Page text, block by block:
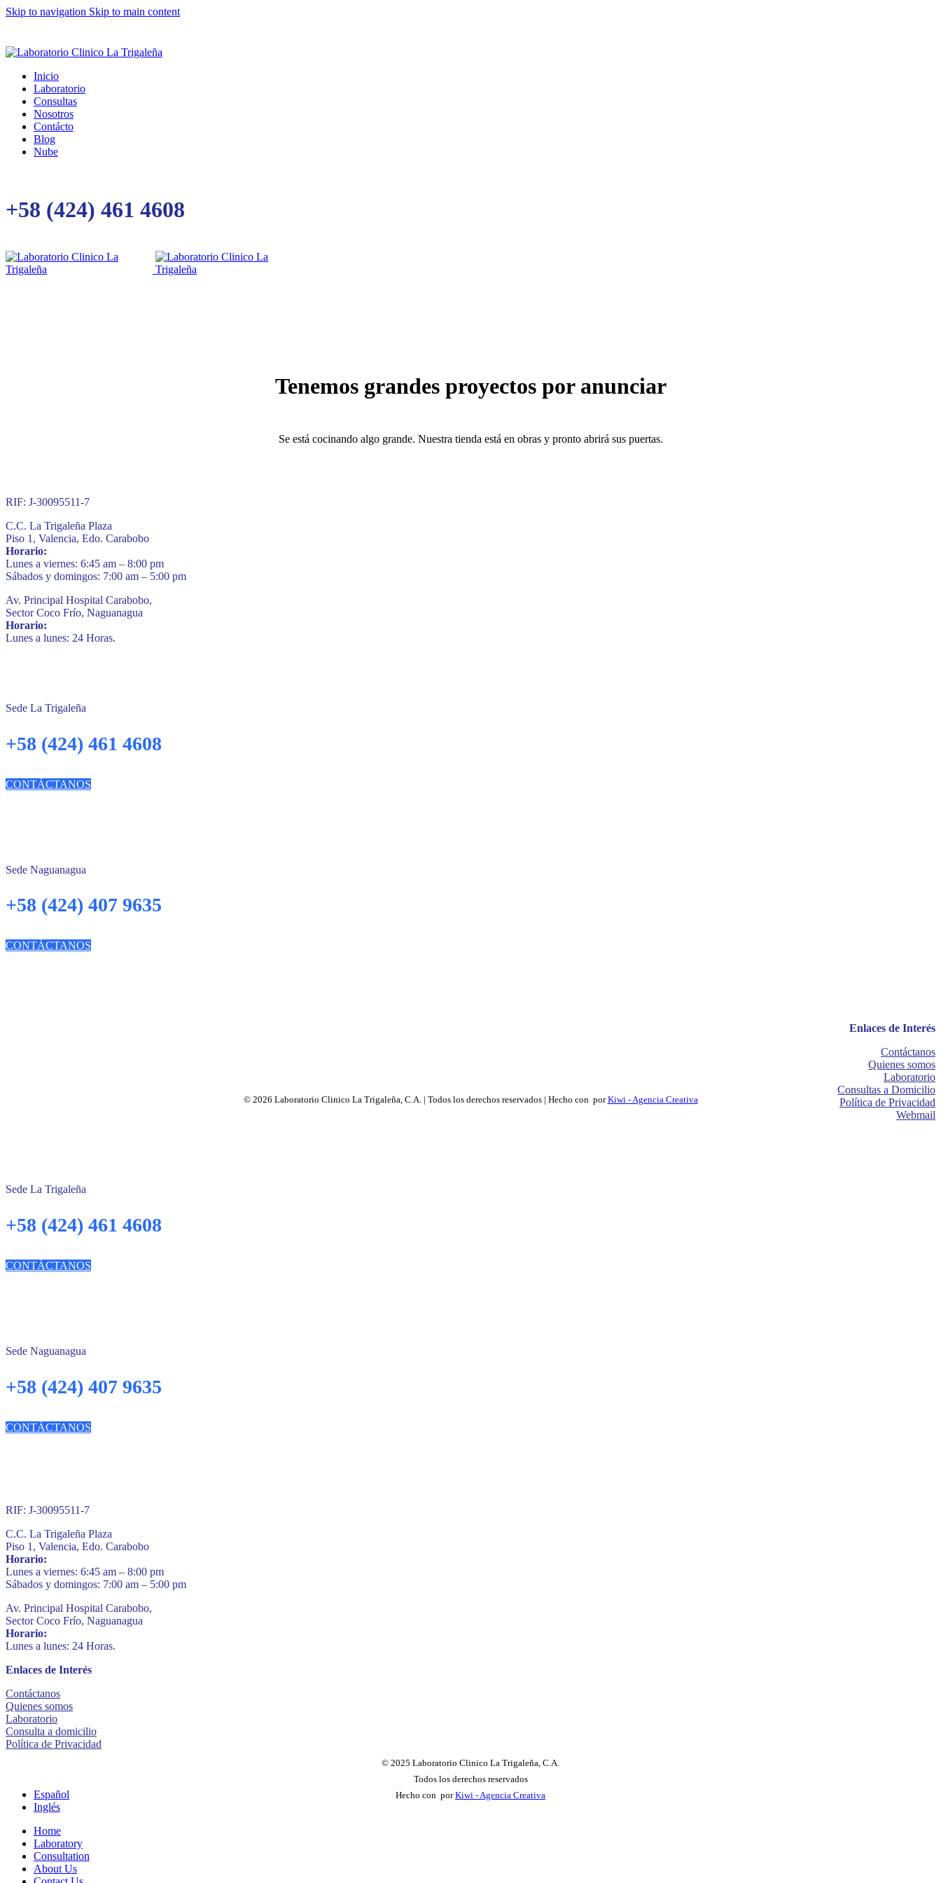
Skip to navigation Skip to main content
Inicio
Laboratorio
Consultas
Nosotros
Contácto
Blog
Nube
+58 (424) 461 4608
Tenemos grandes proyectos por anunciar
Se está cocinando algo grande. Nuestra tienda está en obras y pronto abrirá sus puertas.
RIF: J-30095511-7
C.C. La Trigaleña Plaza
Piso 1, Valencia, Edo. Carabobo
Horario:
Lunes a viernes: 6:45 am – 8:00 pm
Sábados y domingos: 7:00 am – 5:00 pm
Av. Principal Hospital Carabobo,
Sector Coco Frío, Naguanagua
Horario:
Lunes a lunes: 24 Horas.
Sede La Trigaleña
+58 (424) 461 4608
CONTÁCTANOS
Sede Naguanagua
+58 (424) 407 9635
CONTÁCTANOS
Enlaces de Interés
Contáctanos
Quienes somos
Laboratorio
Consultas a Domicilio
Política de Privacidad
Webmail
© 2026 Laboratorio Clinico La Trigaleña, C.A. | Todos los derechos reservados | Hecho con porKiwi - Agencia Creativa
Sede La Trigaleña
+58 (424) 461 4608
CONTÁCTANOS
Sede Naguanagua
+58 (424) 407 9635
CONTÁCTANOS
RIF: J-30095511-7
C.C. La Trigaleña Plaza
Piso 1, Valencia, Edo. Carabobo
Horario:
Lunes a viernes: 6:45 am – 8:00 pm
Sábados y domingos: 7:00 am – 5:00 pm
Av. Principal Hospital Carabobo,
Sector Coco Frío, Naguanagua
Horario:
Lunes a lunes: 24 Horas.
Enlaces de Interés
Contáctanos
Quienes somos
Laboratorio
Consulta a domicilio
Política de Privacidad
© 2025 Laboratorio Clinico La Trigaleña, C.A.
Todos los derechos reservados
Hecho con porKiwi - Agencia Creativa
Español
Inglés
Home
Laboratory
Consultation
About Us